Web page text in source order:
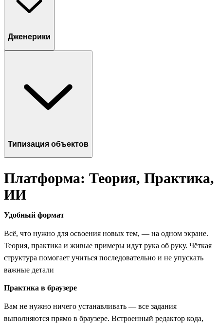
Дженерики
Типизация объектов
Платформа: Теория, Практика,
ИИ
Удобный формат
Всё, что нужно для освоения новых тем, — на одном экране.
Теория, практика и живые примеры идут рука об руку. Чёткая
структура помогает учиться последовательно и не упускать
важные детали
Практика в браузере
Вам не нужно ничего устанавливать — все задания
выполняются прямо в браузере. Встроенный редактор кода,